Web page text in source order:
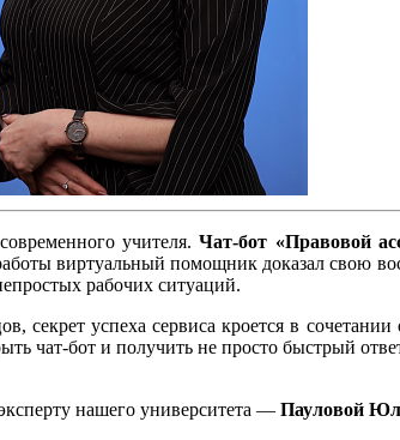
учителя.Чат-бот «Правовой
виртуальный помощник доказал свою
рабочих ситуаций.
успеха сервиса кроется в
чат-бот и получить не просто быстрый
нашего университета — Пауловой